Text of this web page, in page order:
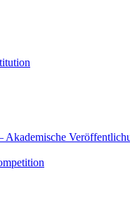
Akademische